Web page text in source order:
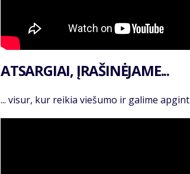
ATSARGIAI, ĮRAŠINĖJAME...
... visur, kur reikia viešumo ir galime